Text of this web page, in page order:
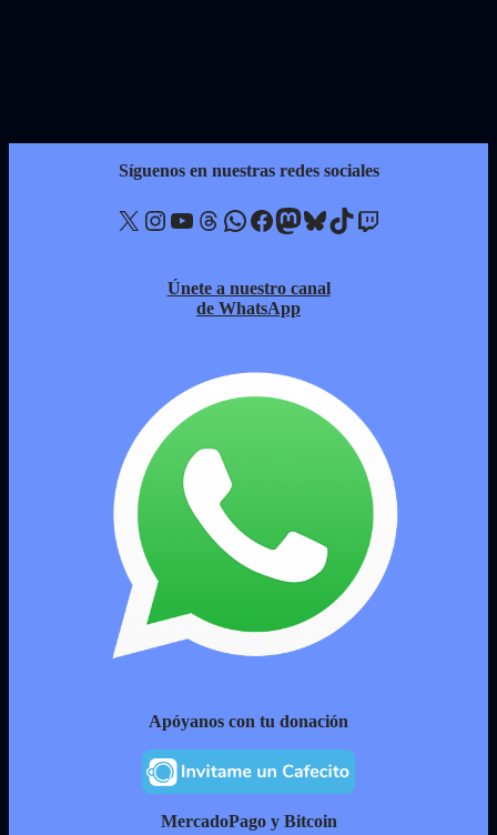
Síguenos en nuestras redes sociales
X Instagram YouTube Threads WhatsApp Facebook Mastodon Bluesky TikTok Twitch
Únete a nuestro canal
de WhatsApp
Apóyanos con tu donación
MercadoPago y Bitcoin